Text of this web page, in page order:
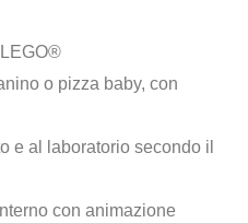
LEGO®
o pizza baby, con
e al laboratorio secondo il
con animazione